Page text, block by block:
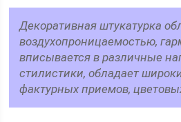
Декоративная штукатурка
воздухопроницаемостью,
вписывается в различные
стилистики, обладает
фактурных приемов,